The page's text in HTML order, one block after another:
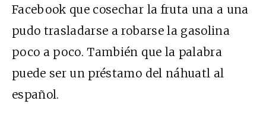
Facebook que cosechar la fruta una a una
pudo trasladarse a robarse la gasolina
poco a poco. También que la palabra
puede ser un préstamo del náhuatl al
español.